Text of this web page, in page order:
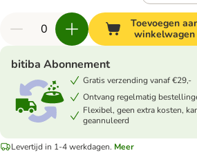
Toevoegen
winkelwagen
bitiba Abonnement
Gratis verzending vanaf €29,-
Ontvang regelmatig
Flexibel, geen extra kosten,
geannuleerd
Levertijd in 1-4 werkdagen. Meer